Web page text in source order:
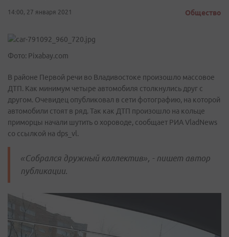
14:00, 27 января 2021 Общество
Фото: Pixabay.com
В районе Первой речи во Владивостоке произошло массовое
ДТП. Как минимум четыре автомобиля столкнулись друг с
другом. Очевидец опубликовал в сети фотографию, на которой
автомобили стоят в ряд. Так как ДТП произошло на кольце
приморцы начали шутить о хороводе, сообщает РИА VladNews
со ссылкой на dps_vl.
«Собрался дружный коллектив», - пишет автор
публикации.